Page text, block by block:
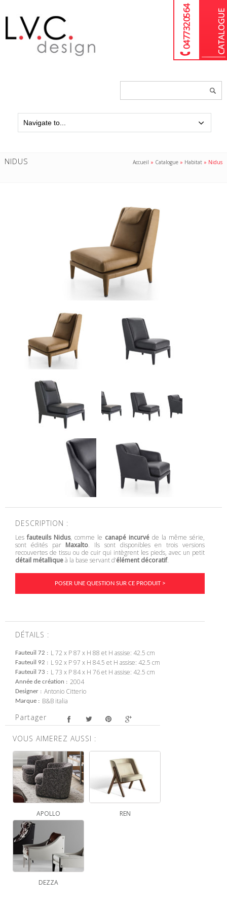
04 77 32 05 64
NIDUS Accueil » Catalogue » Habitat » Nidus
DESCRIPTION :
Lesfauteuils Nidus, comme le canapé incurvéde la même série,
sont édités par Maxalto. Ils sont disponibles en trois versions
recouvertes de tissu ou de cuir qui intègrent les pieds, avec un petit
détail métalliqueà la base servant d’élément décoratif.
POSER UNE QUESTION SUR CE PRODUIT >
DÉTAILS :
Fauteuil 72 L 72 x P 87 x H 88 et H assise: 42.5 cm
Fauteuil 92 L 92 x P 97 x H 84.5 et H assise: 42.5 cm
Fauteuil 73 L 73 x P 84 x H 76 et H assise: 42.5 cm
Année de création 2004
Designer Antonio Citterio
Marque B&B italia
Partager
VOUS AIMEREZ AUSSI :
APOLLO REN
DEZZA